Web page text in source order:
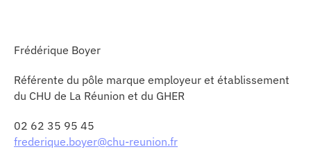
Frédérique Boyer
Référente du pôle marque employeur et établissement
du CHU de La Réunion et du GHER
02 62 35 95 45
frederique.boyer@chu-reunion.fr